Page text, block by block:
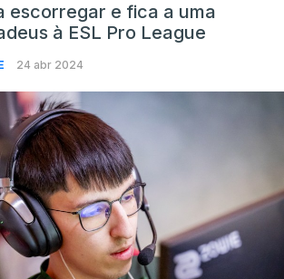
escorregar e fica a uma
à ESL Pro League
24 abr 2024